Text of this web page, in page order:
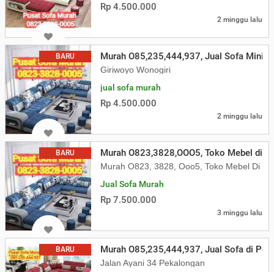
Rp 4.500.000
2 minggu lalu
BARU Murah O85,235,444,937, Jual Sofa
Giriwoyo Wonogiri
jual sofa murah
Rp 4.500.000
2 minggu lalu
BARU Murah O823,3828,OOO5, Toko Mebel di
Murah O823, 3828, Ooo5, Toko Mebel Di
Jual Sofa Murah
Rp 7.500.000
3 minggu lalu
BARU Murah O85,235,444,937, Jual Sofa di
Jalan Ayani 34 Pekalongan